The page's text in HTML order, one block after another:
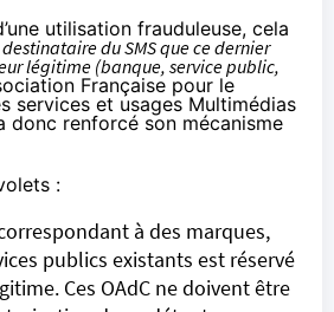
utilisation frauduleuse, cela
du SMS que ce dernier
légitime (banque, service public,
Française pour le
services et usages Multimédias
donc renforcé son mécanisme
:
à des marques,
publics existants est réservé
Ces OAdC ne doivent être